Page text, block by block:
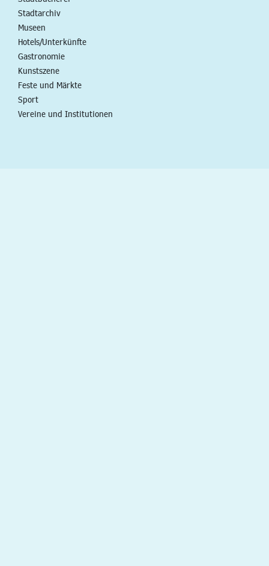
Stadtarchiv
Museen
Hotels/Unterkünfte
Gastronomie
Kunstszene
Feste und Märkte
Sport
Vereine und Institutionen